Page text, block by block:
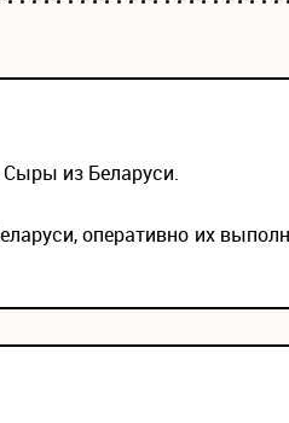
из Беларуси.
оперативно их